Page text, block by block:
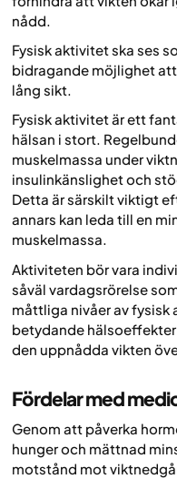
nådd.
Fysisk aktivitet ska ses
bidragande möjlighet
lång sikt.
Fysisk aktivitet är ett
hälsan i stort.
muskelmassa under
insulinkänslighet och
Detta är särskilt viktigt
annars kan leda till en
muskelmassa.
Aktiviteten bör vara
såväl vardagsrörelse
måttliga nivåer av fysisk
betydande
den uppnådda vikten
Fördelar med
Genom att påverka
hunger och mättnad
motstånd mot